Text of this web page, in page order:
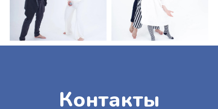
Остались вопросы?